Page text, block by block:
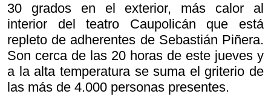
30 grados en el exterior, más calor al
interior del teatro Caupolicán que está
repleto de adherentes de Sebastián Piñera.
Son cerca de las 20 horas de este jueves y
a la alta temperatura se suma el griterio de
las más de 4.000 personas presentes.